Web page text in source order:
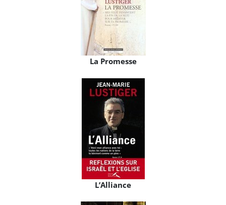
La Promesse
L’Alliance